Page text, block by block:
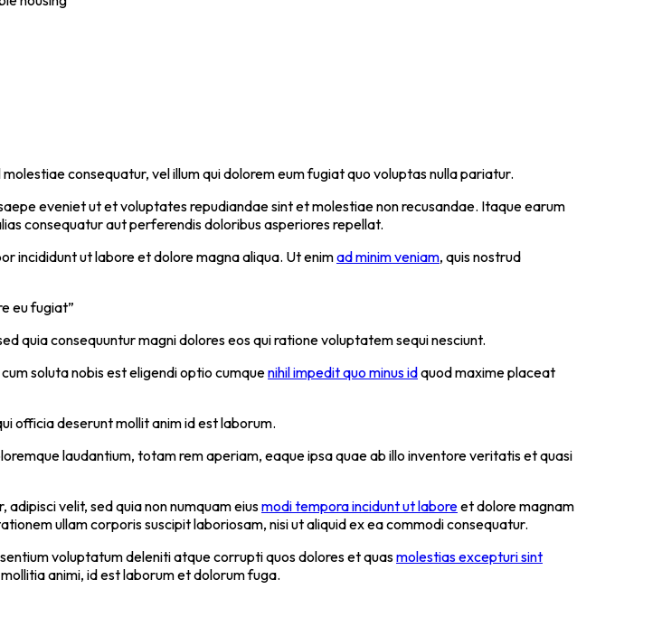
consequatur, vel illum qui dolorem eum fugiat quo voluptas nulla pariatur.
eveniet ut et voluptates repudiandae sint et molestiae non recusandae. Itaque earum
consequatur aut perferendis doloribus asperiores repellat.
incididunt ut labore et dolore magna aliqua. Ut enimad minim veniam, quis nostrud
eu fugiat”
quia consequuntur magni dolores eos qui ratione voluptatem sequi nesciunt.
soluta nobis est eligendi optio cumquenihil impedit quo minus idquod maxime placeat
officia deserunt mollit anim id est laborum.
laudantium, totam rem aperiam, eaque ipsa quae ab illo inventore veritatis et quasi
velit, sed quia non numquam eiusmodi tempora incidunt ut laboreet dolore magnam
ullam corporis suscipit laboriosam, nisi ut aliquid ex ea commodi consequatur.
voluptatum deleniti atque corrupti quos dolores et quasmolestias excepturi sint
animi, id est laborum et dolorum fuga.